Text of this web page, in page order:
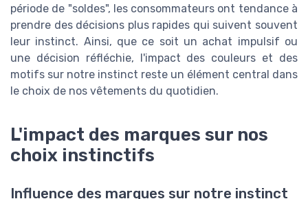
période de "soldes", les consommateurs ont tendance à
prendre des décisions plus rapides qui suivent souvent
leur instinct. Ainsi, que ce soit un achat impulsif ou
une décision réfléchie, l'impact des couleurs et des
motifs sur notre instinct reste un élément central dans
le choix de nos vêtements du quotidien.
L'impact des marques sur nos
choix instinctifs
Influence des marques sur notre instinct